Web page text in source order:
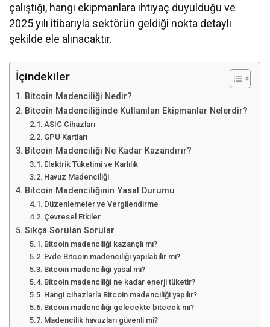
çalıştığı, hangi ekipmanlara ihtiyaç duyulduğu ve
2025 yılı itibarıyla sektörün geldiği nokta detaylı
şekilde ele alınacaktır.
İçindekiler
Bitcoin Madenciliği Nedir?
Bitcoin Madenciliğinde Kullanılan Ekipmanlar Nelerdir?
ASIC Cihazları
GPU Kartları
Bitcoin Madenciliği Ne Kadar Kazandırır?
Elektrik Tüketimi ve Karlılık
Havuz Madenciliği
Bitcoin Madenciliğinin Yasal Durumu
Düzenlemeler ve Vergilendirme
Çevresel Etkiler
Sıkça Sorulan Sorular
Bitcoin madenciliği kazançlı mı?
Evde Bitcoin madenciliği yapılabilir mi?
Bitcoin madenciliği yasal mı?
Bitcoin madenciliği ne kadar enerji tüketir?
Hangi cihazlarla Bitcoin madenciliği yapılır?
Bitcoin madenciliği gelecekte bitecek mi?
Madencilik havuzları güvenli mi?